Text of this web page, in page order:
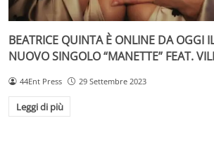
BEATRICE QUINTA È ONLINE DA OGGI
NUOVO SINGOLO “MANETTE” FEAT.
44Ent Press 29 Settembre 2023
Leggi di più